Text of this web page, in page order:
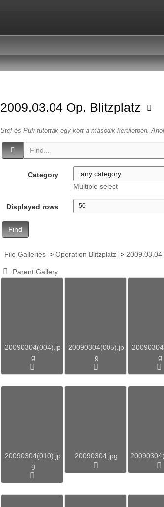
2009.03.04 Op. Blitzplatz
Stef és Pufi futottak egy kört a második kerületben.
Category
Multiple select
Displayed rows
Find
File Galleries> Operation Blitzplatz> 2009.03.04
Parent Gallery
20090304(004).jp
g
20090304(005).jp
g
g
20090304(010).jp
g
20090304.jpg